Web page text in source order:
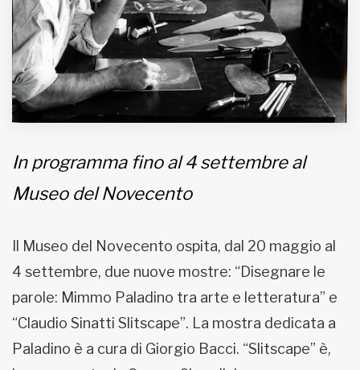
www.viveremilano.info
Fondato e diretto da Enzo De
Bernardis
EDB edizioni - Via Brivio angolo C.
Imbonati, 89 20159 Milano (Italia)
Informativa sulla privacy
In programma fino al 4 settembre al
Museo del Novecento
Il Museo del Novecento ospita, dal 20 maggio al
4 settembre, due nuove mostre: “Disegnare le
parole: Mimmo Paladino tra arte e letteratura” e
“Claudio Sinatti Slitscape”. La mostra dedicata a
Paladino è a cura di Giorgio Bacci. “Slitscape” è,